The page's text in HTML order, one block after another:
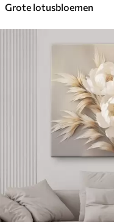
Grote lotusbloemen